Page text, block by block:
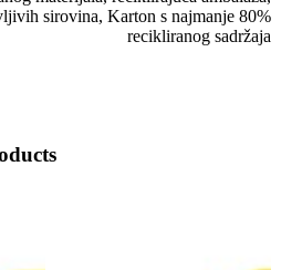
sirovina, Karton s najmanje 80%
recikliranog sadržaja